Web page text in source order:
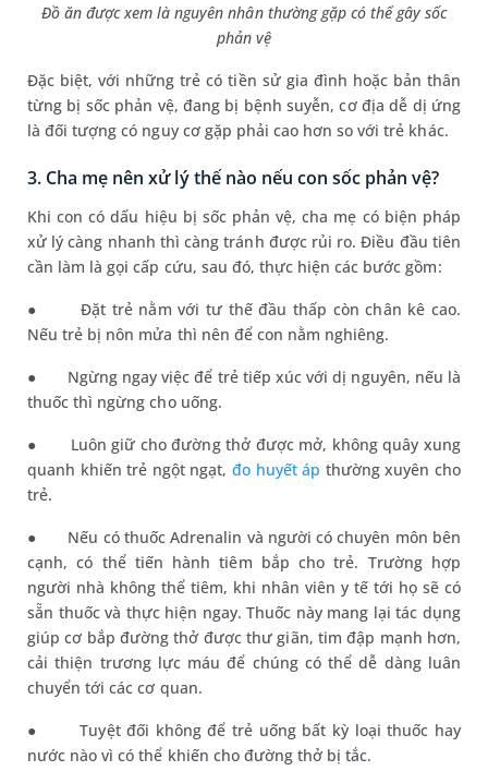
Đồ ăn được xem là nguyên nhân thường gặp có thể gây sốc
phản vệ
Đặc biệt, với những trẻ có tiền sử gia đình hoặc bản thân
từng bị sốc phản vệ, đang bị bệnh suyễn, cơ địa dễ dị ứng
là đối tượng có nguy cơ gặp phải cao hơn so với trẻ khác.
3. Cha mẹ nên xử lý thế nào nếu con sốc phản vệ?
Khi con có dấu hiệu bị sốc phản vệ, cha mẹ có biện pháp
xử lý càng nhanh thì càng tránh được rủi ro. Điều đầu tiên
cần làm là gọi cấp cứu, sau đó, thực hiện các bước gồm:
●
Đặt trẻ nằm với tư thế đầu thấp còn chân kê cao.
Nếu trẻ bị nôn mửa thì nên để con nằm nghiêng.
●
Ngừng ngay việc để trẻ tiếp xúc với dị nguyên, nếu là
thuốc thì ngừng cho uống.
●
Luôn giữ cho đường thở được mở, không quây xung
quanh khiến trẻ ngột ngạt, đo huyết áp thường xuyên cho
trẻ.
● Nếu có thuốc Adrenalin và ngườicóchuyên môn bên
cạnh, có thể tiến hành tiêm bắp cho trẻ. Trường hợp
người nhà không thể tiêm, khi nhân viên y tế tới họ sẽ có
sẵn thuốc và thực hiện ngay. Thuốc này mang lại tác dụng
giúp cơ bắp đường thở được thư giãn, tim đập mạnh hơn,
cải thiện trương lực máu để chúng có thể dễ dàng luân
chuyển tới các cơ quan.
●
Tuyệt đối không để trẻ uống bất kỳ loại thuốc hay
nước nào vì có thể khiến cho đường thở bị tắc.